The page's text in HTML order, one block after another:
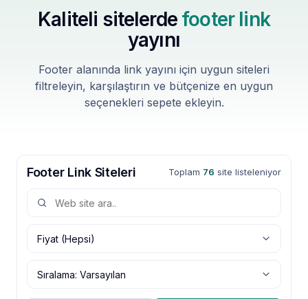
Kaliteli sitelerde footer link
yayını
Footer alanında link yayını için uygun siteleri
filtreleyin, karşılaştırın ve bütçenize en uygun
seçenekleri sepete ekleyin.
Footer Link Siteleri Toplam 76 site listeleniyor